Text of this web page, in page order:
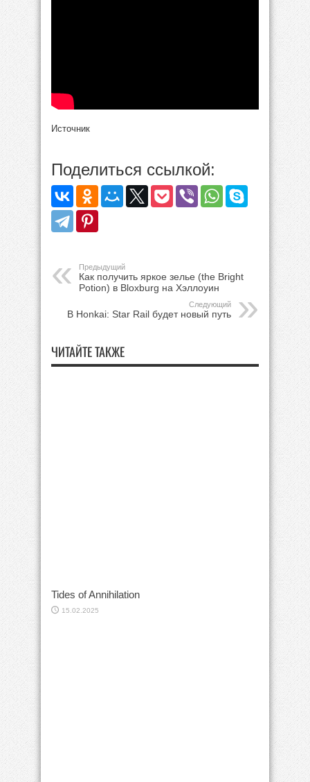
Источник
Поделиться ссылкой:
Предыдущий
Как получить яркое зелье (the Bright
Potion) в Bloxburg на Хэллоуин
Следующий
В Honkai: Star Rail будет новый путь
ЧИТАЙТЕ ТАКЖЕ
Tides of Annihilation
15.02.2025